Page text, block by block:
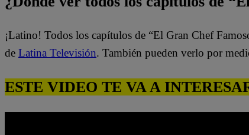
¡Latino! Todos los capítulos de “El Gran Chef
de Latina Televisión. También pueden verlo por
ESTE VIDEO TE VA A